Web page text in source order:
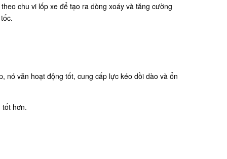
chu vi lốp xe để tạo ra dòng xoáy và tăng cường
nó vẫn hoạt động tốt, cung cấp lực kéo dồi dào và ổn
hơn.